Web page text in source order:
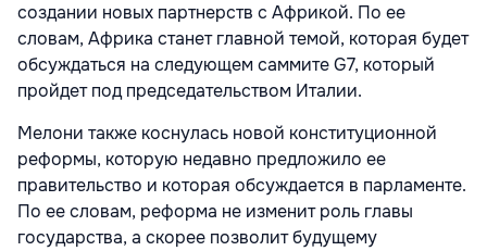
создании новых партнерств с Африкой. По ее
словам, Африка станет главной темой, которая будет
обсуждаться на следующем саммите G7, который
пройдет под председательством Италии.
Мелони также коснулась новой конституционной
реформы, которую недавно предложило ее
правительство и которая обсуждается в парламенте.
По ее словам, реформа не изменит роль главы
государства, а скорее позволит будущему